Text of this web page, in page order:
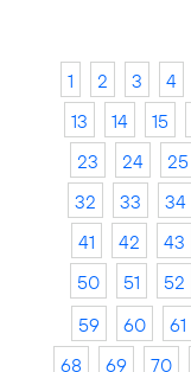
1 2 3 4
13
14 15
23
24 25
32
33 34
41
42 43
50
51 52
59
60 61
68
69 70